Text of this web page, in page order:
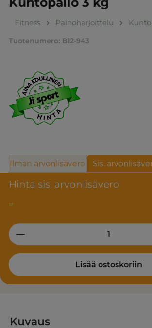
Fitness Painoharjoittelu
Tuotenumero: B12-943
Hinta sis. arvonlisävero
...
Ilman arvonlisävero Sis.
Product Quantity: Enter
Lisää ostoskoriin
Kuvaus